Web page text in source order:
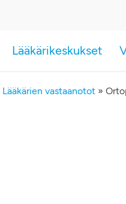
Lääkärikeskukset
Lääkärien vastaanotot »